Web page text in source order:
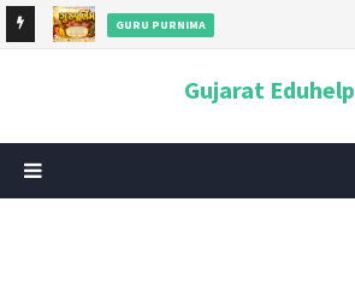
GURU PURNIMA
Gujarat Eduhelp